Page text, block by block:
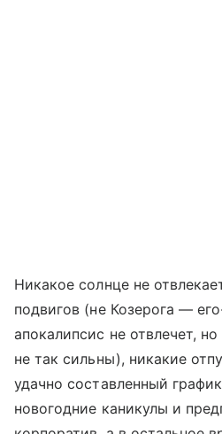
Никакое солнце не
подвигов (не Козерога —
апокалипсис не отвлечет,
не так сильны), никакие
удачно составленный
новогодние каникулы и